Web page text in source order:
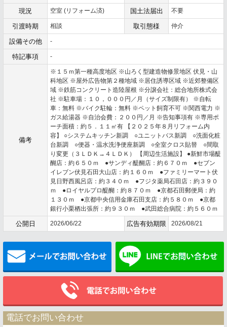
現況 空室 (リフォーム済) 国土法届出 不要
引渡時期 相談 取引態様 仲介
設備その他 -
特記事項 -
備考
※１５ｍ第一種高度地区 ※山ろく型建造物修景地区 伏見・山
科地区 ※屋外広告物第２種地域 ※居住誘導区域 ※近郊整備区
域 ※鉄筋コンクリート造陸屋根 ※分譲会社：総合地所株式会
社 ※駐車場：１０，０００円／月（サイズ制限有） ※自転
車：無料 ※バイク駐輪：無料 ※ペット飼育不可 ※関西電力 ※
ガス給湯器 ※自治会費：２００円／月 ※告知事項有 ※専用ポ
ーチ面積：約５．１１㎡有 【２０２５年８月リフォーム内
容】 ○システムキッチン新調 ○ユニットバス新調 ○洗面化粧
台新調 ○便器・温水洗浄便座新調 ○全室クロス貼替 ○間取
り変更（３ＬＤＫ→４ＬＤＫ） 【周辺生活施設】 ●新鮮市場醍
醐店：約６５０ｍ ●サンディ醍醐店：約６７０ｍ ●セブン
イレブン伏見石田大山店：約１６０ｍ ●ファミリーマート伏
見日野西風呂店：約３４０ｍ ●フジタ薬局石田店：約３９０
ｍ ●ロイヤルプロ醍醐：約８７０ｍ ●京都石田郵便局：約
１３０ｍ ●京都中央信用金庫石田支店：約５８０ｍ ●京都
銀行小栗栖出張所：約９３０ｍ ●武田総合病院：約５６０ｍ
公開日 2026/06/22 広告有効期限 2026/08/21
メールでお問い合わせ
電話でお問い合わせ